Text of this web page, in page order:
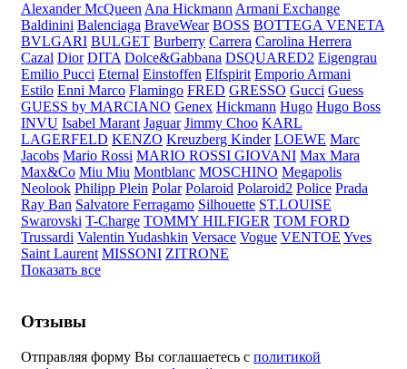
Alexander McQueen Ana Hickmann Armani Exchange
Baldinini Balenciaga BraveWear BOSS BOTTEGA VENETA
BVLGARI BULGET Burberry Carrera Carolina Herrera
Cazal Dior DITA Dolce&Gabbana DSQUARED2 Eigengrau
Emilio Pucci Eternal Einstoffen Elfspirit Emporio Armani
Estilo Enni Marco Flamingo FRED GRESSO Gucci Guess
GUESS by MARCIANO Genex Hickmann Hugo Hugo Boss
INVU Isabel Marant Jaguar Jimmy Choo KARL
LAGERFELD KENZO Kreuzberg Kinder LOEWE Marc
Jacobs Mario Rossi MARIO ROSSI GIOVANI Max Mara
Max&Co Miu Miu Montblanc MOSCHINO Megapolis
Neolook Philipp Plein Polar Polaroid Polaroid2 Police Prada
Ray Ban Salvatore Ferragamo Silhouette ST.LOUISE
Swarovski T-Charge TOMMY HILFIGER TOM FORD
Trussardi Valentin Yudashkin Versace Vogue VENTOE Yves
Saint Laurent MISSONI ZITRONE
Показать все
Отзывы
Отправляя форму Вы соглашаетесь с политикой